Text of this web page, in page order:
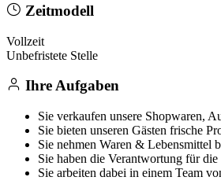
Zeitmodell
Vollzeit
Unbefristete Stelle
Ihre Aufgaben
Sie verkaufen unsere Shopwaren,
Sie bieten unseren Gästen frische
Sie nehmen Waren & Lebensmittel
Sie haben die Verantwortung für
Sie arbeiten dabei in einem Team